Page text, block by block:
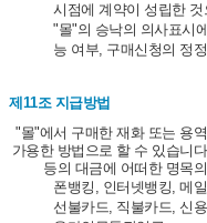
시점에 계약이 성립한
"몰"의 승낙의 의사표시
능 여부, 구매신청의 정
제11조 지급방법
"몰"에서 구매한 재화 또는 용
가용한 방법으로 할 수 있습니
등의 대금에 어떠한 명목
폰뱅킹, 인터넷뱅킹, 메
선불카드, 직불카드, 신